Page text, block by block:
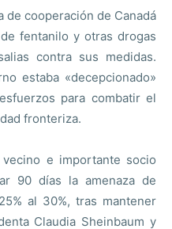
de cooperación de Canadá
fentanilo y otras drogas
contra sus medidas.
estaba «decepcionado»
para combatir el
fronteriza.
e importante socio
90 días la amenaza de
al 30%, tras mantener
Claudia Sheinbaum y